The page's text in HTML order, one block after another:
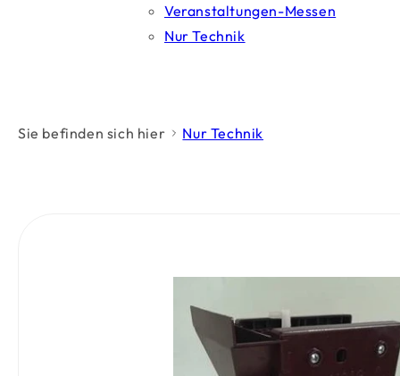
Veranstaltungen-Messen
Nur Technik
Sie befinden sich hier Nur Technik